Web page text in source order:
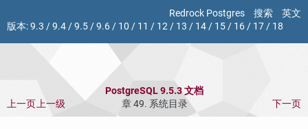
Redrock Postgres 搜索
英文
版本:9.3 /9.4/9.5/9.6/ 10 / 11 / 12/ 13 / 14/ 15/ 16/ 17/ 18
PostgreSQL 9.5.3 文档
上一页上一级 章 49. 系统目录 下一页